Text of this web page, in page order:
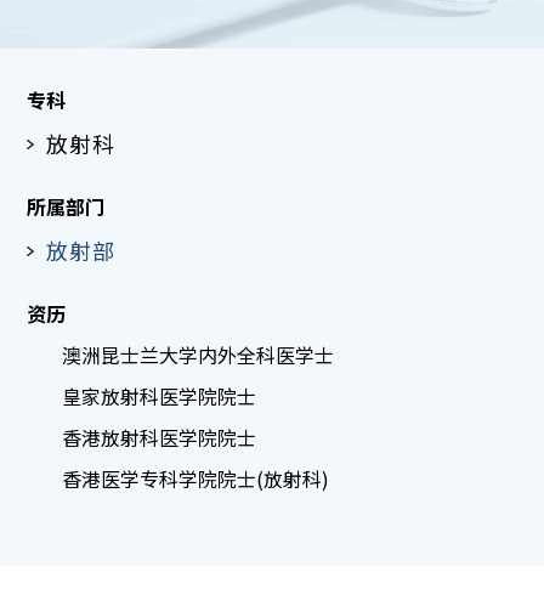
专科
放射科
所属部门
放射部
资历
澳洲昆士兰大学内外全科医学士
皇家放射科医学院院士
香港放射科医学院院士
香港医学专科学院院士(放射科)